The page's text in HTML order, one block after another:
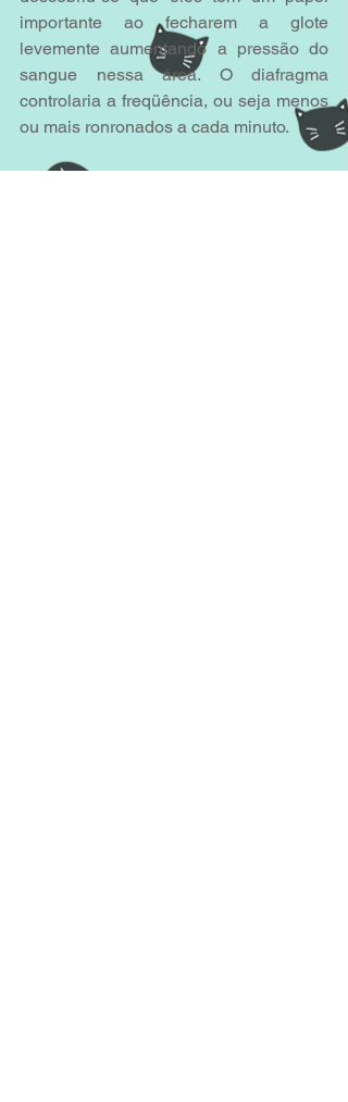
importante ao fecharem a glote
levemente aumentando a pressão do
sangue nessa área. O diafragma
controlaria a freqüência, ou seja menos
ou mais ronronados a cada minuto.